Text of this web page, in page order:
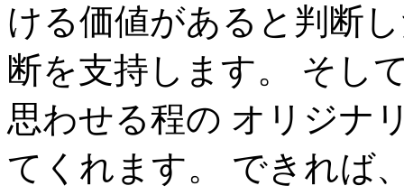
ける価値があると判断
断を支持します。 そし
思わせる程の オリジナ
てくれます。 できれば